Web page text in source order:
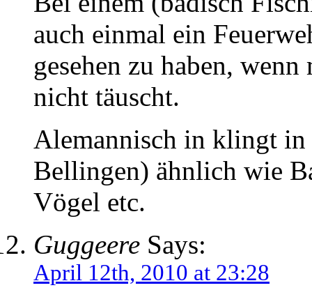
auch einmal ein
gesehen zu haben,
nicht täuscht.
Alemannisch in klingt in
Bellingen) ähnlich wie
Vögel etc.
Guggeere Says:
April 12th, 2010 at 23:28